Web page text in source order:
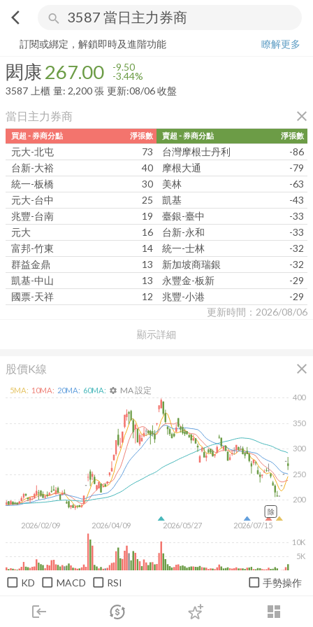
arrow_back_ios search
login dashboard
市場 登入
閎康 267.00 -3.44%
訂閱或綁定，解鎖即時及進階功能
瞭解更多
閎康267.00 -9.50
-3.44%
3587 上櫃 量: 2,200張 更新:08/06 收盤
當日主力券商 close
顯示詳細
買超 - 券商分點 淨張數
元大-北屯
73
台新-大裕
40
統一-板橋
30
元大-台中
25
兆豐-台南
19
元大
16
富邦-竹東
14
群益金鼎
13
凱基-中山
13
國票-天祥
12
賣超 - 券商分點 淨張數
台灣摩根士丹利
-86
摩根大通
-79
美林
-63
凱基
-43
臺銀-臺中
-33
台新-永和
-33
統一-士林
-32
新加坡商瑞銀
-32
永豐金-板新
-29
兆豐-小港
-29
更新時間：2026/08/06
股價K線 close
2026/02/09 2026/04/09 2026/05/27 2026/07/15
200
250
300
350
400
5K
10K
5MA: 10MA: 20MA: 60MA: settings MA 設定
除
KD MACD RSI 手勢操作